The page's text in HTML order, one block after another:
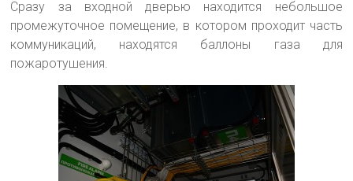
Сразу за входной дверью находится небольшое
промежуточное помещение, в котором проходит часть
коммуникаций, находятся баллоны газа для
пожаротушения.